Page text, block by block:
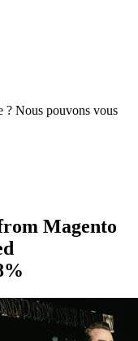
? Nous pouvons vous
Magento